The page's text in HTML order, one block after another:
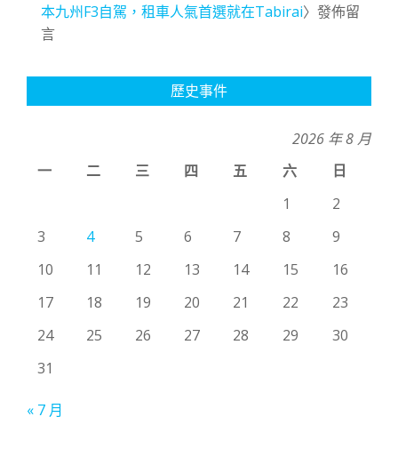
本九州F3自駕，租車人氣首選就在Tabirai〉發佈留
言
歷史事件
2026 年 8 月
一
二 三 四 五 六
日
1
2
3
4 5 6 7 8
9
10
11 12 13 14 15
16
17
18 19 20 21 22
23
24
25 26 27 28 29
30
31
« 7 月